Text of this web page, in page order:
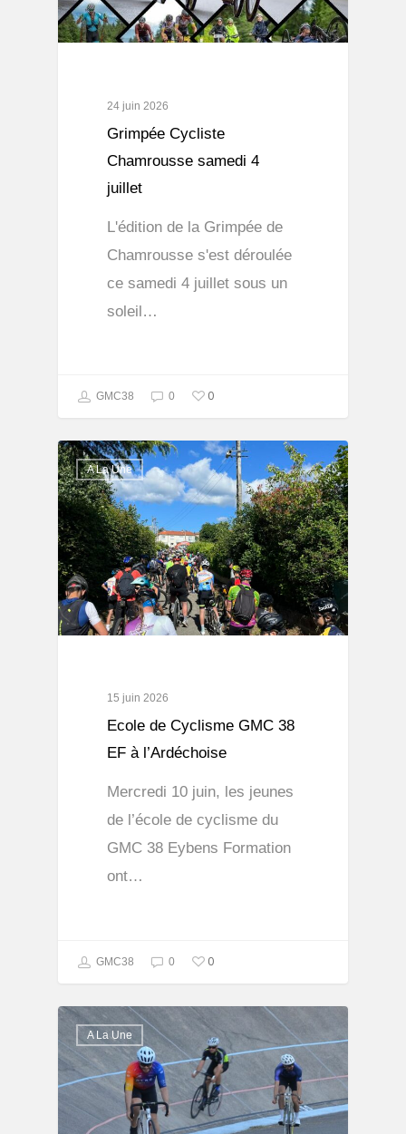
24 juin 2026
Grimpée Cycliste
Chamrousse samedi 4
juillet
L'édition de la Grimpée de
Chamrousse s'est déroulée
ce samedi 4 juillet sous un
soleil…
GMC38 0 0
A La Une
15 juin 2026
Ecole de Cyclisme GMC 38
EF à l’Ardéchoise
Mercredi 10 juin, les jeunes
de l’école de cyclisme du
GMC 38 Eybens Formation
ont…
GMC38 0 0
A La Une